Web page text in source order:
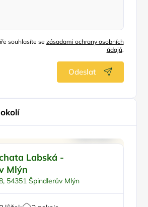
souhlasíte se zásadami ochrany osobních
údajů.
Odeslat
Labská -
Mlýn
54351 Špindlerův Mlýn